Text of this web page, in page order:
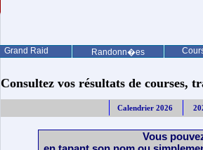
Grand Raid Randonn�es
Consultez vos résultats de courses,
Calendrier 2026
Vous